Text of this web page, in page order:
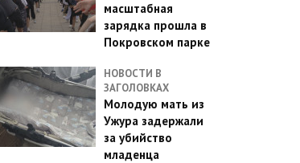
масштабная
зарядка прошла в
Покровском парке
НОВОСТИ В
ЗАГОЛОВКАХ
Молодую мать из
Ужура задержали
за убийство
младенца